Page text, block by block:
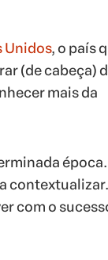
Unidos, o país
(de cabeça)
mais da
com o